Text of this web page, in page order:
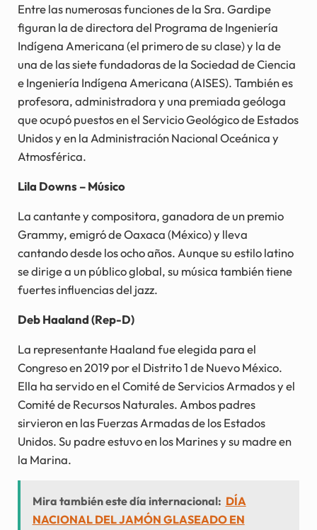
Entre las numerosas funciones de la Sra. Gardipe
figuran la de directora del Programa de Ingeniería
Indígena Americana (el primero de su clase) y la de
una de las siete fundadoras de la Sociedad de Ciencia
e Ingeniería Indígena Americana (AISES). También es
profesora, administradora y una premiada geóloga
que ocupó puestos en el Servicio Geológico de Estados
Unidos y en la Administración Nacional Oceánica y
Atmosférica.
Lila Downs – Músico
La cantante y compositora, ganadora de un premio
Grammy, emigró de Oaxaca (México) y lleva
cantando desde los ocho años. Aunque su estilo latino
se dirige a un público global, su música también tiene
fuertes influencias del jazz.
Deb Haaland (Rep-D)
La representante Haaland fue elegida para el
Congreso en 2019 por el Distrito 1 de Nuevo México.
Ella ha servido en el Comité de Servicios Armados y el
Comité de Recursos Naturales. Ambos padres
sirvieron en las Fuerzas Armadas de los Estados
Unidos. Su padre estuvo en los Marines y su madre en
la Marina.
Mira también este día internacional: DÍA
NACIONAL DEL JAMÓN GLASEADO EN